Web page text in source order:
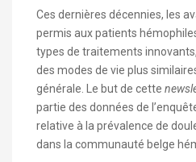
Ces dernières décennies, les
permis aux patients
types de traitements
des modes de vie plus
générale. Le but de cette
partie des données de
relative à la prévalence de
dans la communauté belge